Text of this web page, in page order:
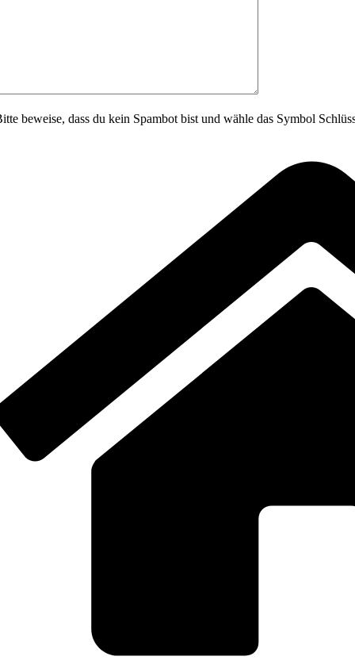
beweise, dass du kein Spambot bist und wähle das Symbol